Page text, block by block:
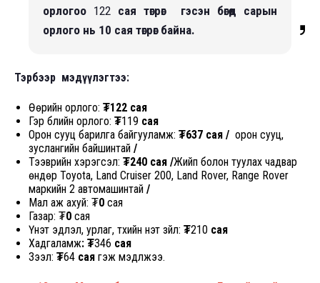
орлогоо 122 сая төгрөг гэсэн бөгөөд сарын
орлого нь 10 сая төгрөг байна.
Тэрбээр мэдүүлэгтээ:
Өөрийн орлого: ₮122 сая
Гэр бүлийн орлого: ₮119 сая
Орон сууц барилга байгууламж: ₮637 сая / орон сууц,
зуслангийн байшинтай /
Тээврийн хэрэгсэл: ₮240 сая /Жийп болон туулах чадвар
өндөр Toyota, Land Cruiser 200, Land Rover, Range Rover
маркийн 2 автомашинтай /
Мал аж ахуй: ₮0 сая
Газар: ₮0 сая
Үнэт эдлэл, урлаг, түүхийн үнэт зүйл: ₮210 сая
Хадгаламж: ₮346 сая
Зээл: ₮64 сая гэж мэдүүлжээ.